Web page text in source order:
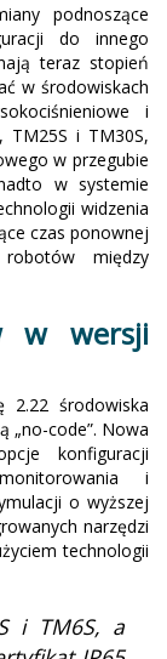
podnoszące
do innego
teraz stopień
w środowiskach
i
TM25S i TM30S,
w przegubie
w systemie
widzenia
czas ponownej
między
w wersji
2.22 środowiska
„no-code”. Nowa
konfiguracji
i
o wyższej
narzędzi
technologii
i TM6S, a